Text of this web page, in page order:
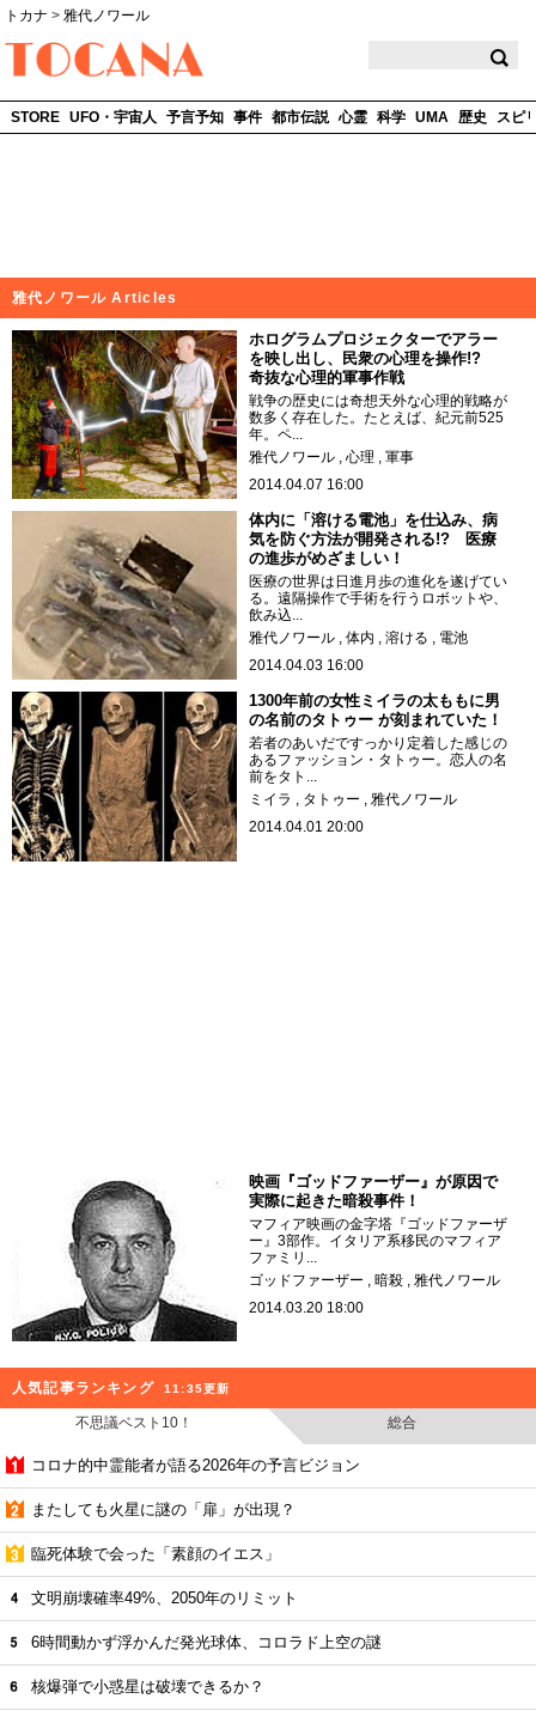
トカナ > 雅代ノワール
STORE UFO・宇宙人 予言予知 事件 都市伝説 心霊 科学 UMA 歴史 スピ
雅代ノワール Articles
ホログラムプロジェクターでアラー
を映し出し、民衆の心理を操作!?
奇抜な心理的軍事作戦
戦争の歴史には奇想天外な心理的戦略が
数多く存在した。たとえば、紀元前525
年。ペ...
雅代ノワール
心理
軍事
2014.04.07 16:00
体内に「溶ける電池」を仕込み、病
気を防ぐ方法が開発される!? 医療
の進歩がめざましい！
医療の世界は日進月歩の進化を遂げてい
る。遠隔操作で手術を行うロボットや、
飲み込...
雅代ノワール
体内 溶ける
電池
2014.04.03 16:00
1300年前の女性ミイラの太ももに男
の名前のタトゥー が刻まれていた！
若者のあいだですっかり定着した感じの
あるファッション・タトゥー。恋人の名
前をタト...
ミイラ
タトゥー
雅代ノワール
2014.04.01 20:00
映画『ゴッドファーザー』が原因で
実際に起きた暗殺事件！
マフィア映画の金字塔『ゴッドファーザ
ー』3部作。イタリア系移民のマフィア
ファミリ...
ゴッドファーザー
暗殺
雅代ノワール
2014.03.20 18:00
人気記事ランキング 11:35更新
不思議ベスト10！ 総合
コロナ的中霊能者が語る2026年の予言ビジョン
またしても火星に謎の「扉」が出現？
臨死体験で会った「素顔のイエス」
文明崩壊確率49%、2050年のリミット
6時間動かず浮かんだ発光球体、コロラド上空の謎
核爆弾で小惑星は破壊できるか？